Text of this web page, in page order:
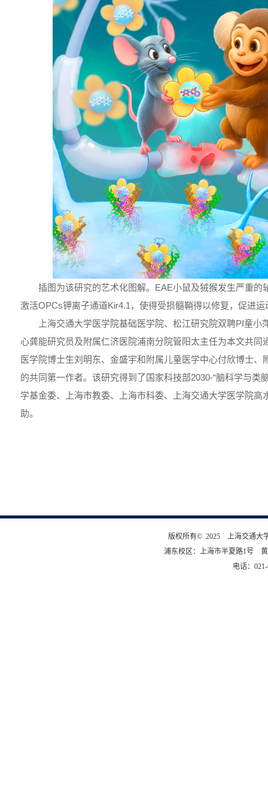
版权所有© 2025 上海交通大
浦东校区：上海市半夏路1号
电话：
插图为该研究的艺术化图解。EAE小鼠及狨猴发生严重的
激活OPCs钾离子通道Kir4.1，使得受损髓鞘得以修复，促进
上海交通大学医学院基础医学院、松江研究院双聘PI童小
心龚能研究员及附属仁济医院浦南分院管阳太主任为本文共同
医学院博士生刘明东、金盛宇和附属儿童医学中心付欣博士、
的共同第一作者。该研究得到了国家科技部2030-“脑科学与类
学基金委、上海市教委、上海市科委、上海交通大学医学院高
助。